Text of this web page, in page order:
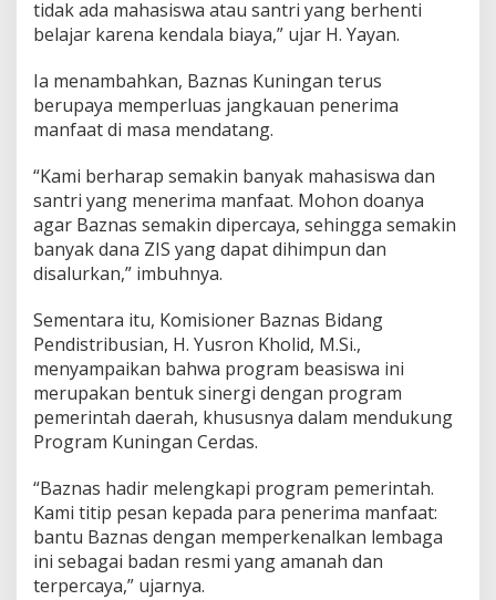
tidak ada mahasiswa atau santri yang berhenti
belajar karena kendala biaya,” ujar H. Yayan.
Ia menambahkan, Baznas Kuningan terus
berupaya memperluas jangkauan penerima
manfaat di masa mendatang.
“Kami berharap semakin banyak mahasiswa dan
santri yang menerima manfaat. Mohon doanya
agar Baznas semakin dipercaya, sehingga semakin
banyak dana ZIS yang dapat dihimpun dan
disalurkan,” imbuhnya.
Sementara itu, Komisioner Baznas Bidang
Pendistribusian, H. Yusron Kholid, M.Si.,
menyampaikan bahwa program beasiswa ini
merupakan bentuk sinergi dengan program
pemerintah daerah, khususnya dalam mendukung
Program Kuningan Cerdas.
“Baznas hadir melengkapi program pemerintah.
Kami titip pesan kepada para penerima manfaat:
bantu Baznas dengan memperkenalkan lembaga
ini sebagai badan resmi yang amanah dan
terpercaya,” ujarnya.